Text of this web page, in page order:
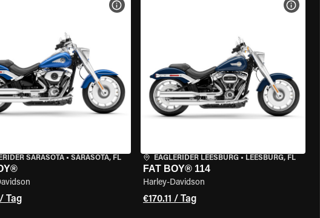
ANZEIGEN
SARASOTA• SARASOTA, FL
/ Tag
MOTORRAD-DETAILS ANZEIGEN
EAGLERIDER LEESBURG• LEESBURG, FL
FAT BOY® 114
Harley-Davidson
€170.11 / Tag